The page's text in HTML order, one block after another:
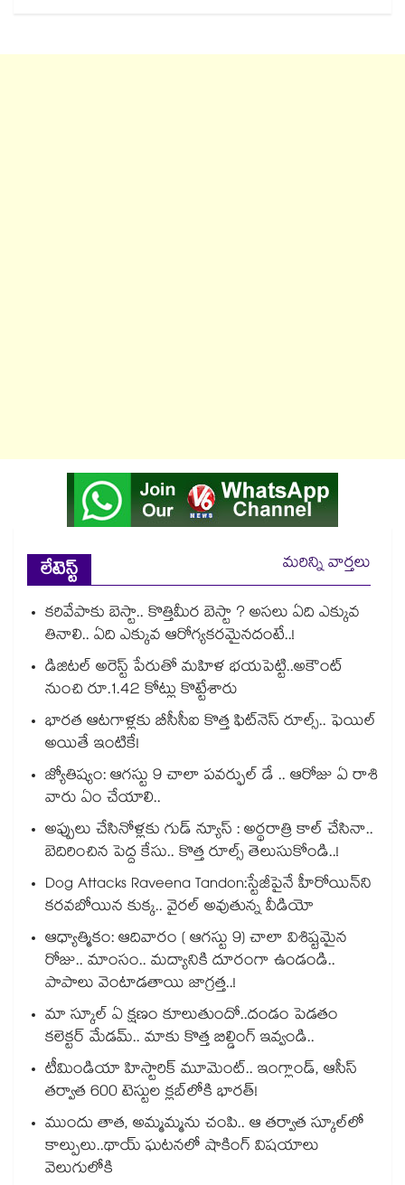
లేటెస్ట్
మరిన్ని వార్తలు
కరివేపాకు బెస్టా.. కొత్తిమీర బెస్టా ? అసలు ఏది ఎక్కువ
తినాలి.. ఏది ఎక్కువ ఆరోగ్యకరమైనదంటే..!
డిజిటల్ అరెస్ట్ పేరుతో మహిళ భయపెట్టి..అకౌంట్
నుంచి రూ.1.42 కోట్లు కొట్టేశారు
భారత ఆటగాళ్లకు బీసీసీఐ కొత్త ఫిట్‌నెస్ రూల్స్.. ఫెయిల్
అయితే ఇంటికే!
జ్యోతిష్యం: ఆగస్టు 9 చాలా పవర్ఫుల్ డే .. ఆరోజు ఏ రాశి
వారు ఏం చేయాలి..
అప్పులు చేసినోళ్లకు గుడ్ న్యూస్ : అర్థరాత్రి కాల్ చేసినా..
బెదిరించిన పెద్ద కేసు.. కొత్త రూల్స్ తెలుసుకోండి..!
Dog Attacks Raveena Tandon:స్టేజీపైనే హీరోయిన్⁬ని
కరవబోయిన కుక్క.. వైరల్ అవుతున్న వీడియో
ఆధ్యాత్మికం: ఆదివారం ( ఆగస్టు 9) చాలా విశిష్టమైన
రోజు.. మాంసం.. మద్యానికి దూరంగా ఉండండి..
పాపాలు వెంటాడతాయి జాగ్రత్త..!
మా స్కూల్ ఏ క్షణం కూలుతుందో..దండం పెడతం
కలెక్టర్ మేడమ్.. మాకు కొత్త బిల్డింగ్ ఇవ్వండి..
టీమిండియా హిస్టారిక్ మూమెంట్.. ఇంగ్లాండ్, ఆసీస్
తర్వాత 600 టెస్టుల క్లబ్‌లోకి భారత్!
ముందు తాత, అమ్మమ్మను చంపి.. ఆ తర్వాత స్కూల్‌లో
కాల్పులు..థాయ్ ఘటనలో షాకింగ్ విషయాలు
వెలుగులోకి